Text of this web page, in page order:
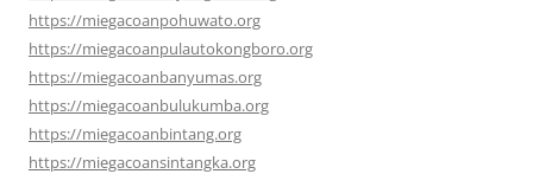
https://miegacoanpohuwato.org
https://miegacoanpulautokongboro.org
https://miegacoanbanyumas.org
https://miegacoanbulukumba.org
https://miegacoanbintang.org
https://miegacoansintangka.org